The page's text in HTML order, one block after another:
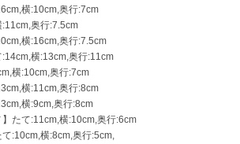
横:10cm,奥行:7cm
:11cm,奥行:7.5cm
横:16cm,奥行:7.5cm
:14cm,横:13cm,奥行:11cm
横:10cm,奥行:7cm
横:11cm,奥行:8cm
横:9cm,奥行:8cm
】たて:11cm,横:10cm,奥行:6cm
:10cm,横:8cm,奥行:5cm,